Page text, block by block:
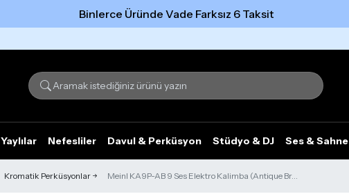
Binlerce Üründe Vade Farksız 6 Taksit
Yaylılar Nefesliler Davul & Perküsyon Stüdyo & DJ Ses & Sahne
Kromatik Perküsyonlar Meinl KA9P-AB 9 Ses Elektro Kalimba (Antique Br...
Tümünü gör